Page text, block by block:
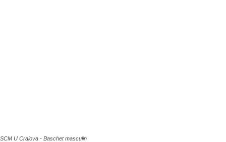
SCM U Craiova - Baschet masculin